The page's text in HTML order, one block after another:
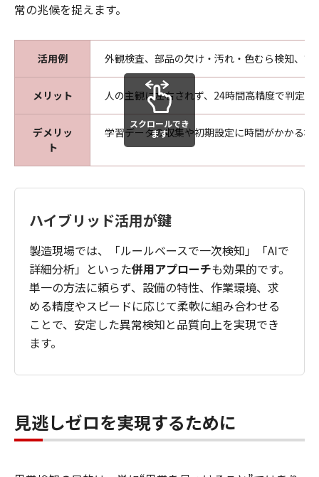
常の兆候を捉えます。
活用例 外観検査、部品の欠け・汚れ・色むら検知、設
メリット 人の主観に左右されず、24時間高精度で判定で
デメリッ
ト
学習データの収集や初期設定に時間がかかる場
スクロールでき
ます
ハイブリッド活用が鍵
製造現場では、「ルールベースで一次検知」「AIで
詳細分析」といった併用アプローチも効果的です。
単一の方法に頼らず、設備の特性、作業環境、求
める精度やスピードに応じて柔軟に組み合わせる
ことで、安定した異常検知と品質向上を実現でき
ます。
見逃しゼロを実現するために